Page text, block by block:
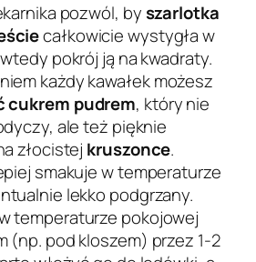
pozwól, byszarlotka
całkowicie wystygła w
pokrój ją na kwadraty.
każdy kawałek możesz
cukrem pudrem, który nie
ale też pięknie
złocistej kruszonce.
smakuje w temperaturze
lekko podgrzany.
temperaturze pokojowej
(np. pod kloszem) przez 1-2